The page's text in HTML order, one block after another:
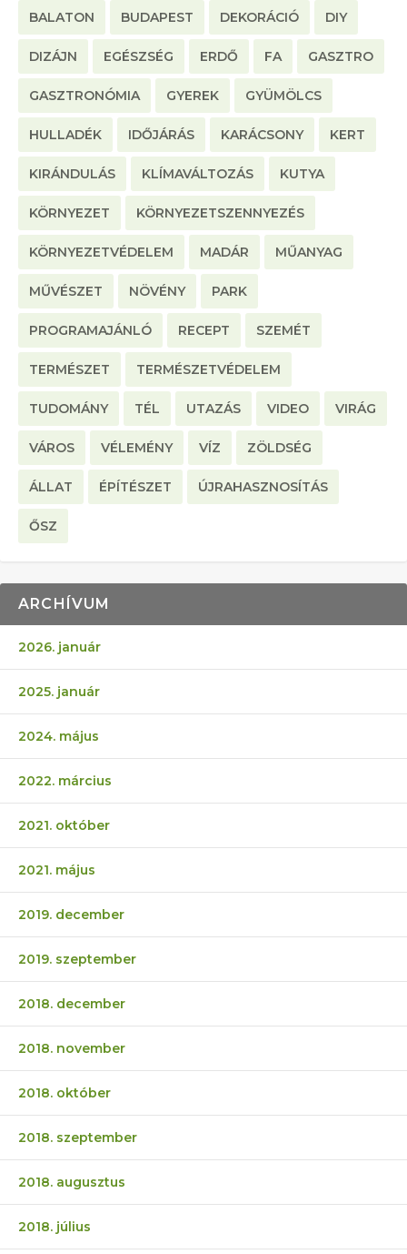
BALATON BUDAPEST DEKORÁCIÓ DIY
DIZÁJN EGÉSZSÉG ERDŐ FA GASZTRO
GASZTRONÓMIA GYEREK GYÜMÖLCS
HULLADÉK IDŐJÁRÁS KARÁCSONY KERT
KIRÁNDULÁS KLÍMAVÁLTOZÁS KUTYA
KÖRNYEZET KÖRNYEZETSZENNYEZÉS
KÖRNYEZETVÉDELEM MADÁR MŰANYAG
MŰVÉSZET NÖVÉNY PARK
PROGRAMAJÁNLÓ RECEPT SZEMÉT
TERMÉSZET TERMÉSZETVÉDELEM
TUDOMÁNY TÉL UTAZÁS VIDEO VIRÁG
VÁROS VÉLEMÉNY VÍZ ZÖLDSÉG
ÁLLAT ÉPÍTÉSZET ÚJRAHASZNOSÍTÁS
ŐSZ
ARCHÍVUM
2026. január
2025. január
2024. május
2022. március
2021. október
2021. május
2019. december
2019. szeptember
2018. december
2018. november
2018. október
2018. szeptember
2018. augusztus
2018. július